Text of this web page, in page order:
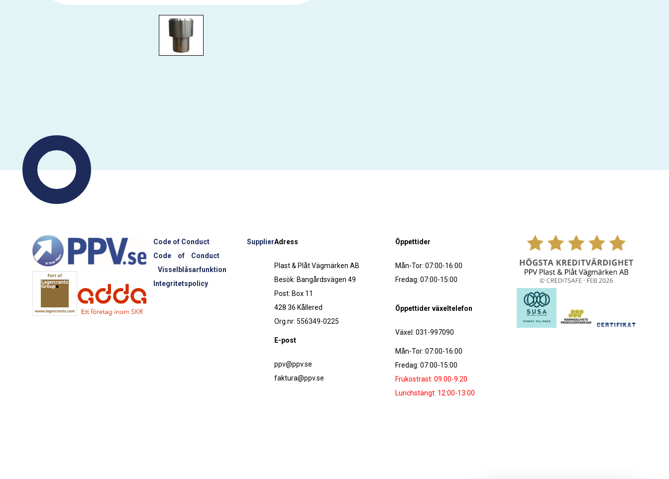
Code of Conduct
Supplier
Code of Conduct
Visselblåsarfunktion
Integritetspolicy
Adress
Plast & Plåt Vägmärken AB
Besök: Bangårdsvägen 49
Post: Box 11
428 36 Kållered
Org.nr: 556349-0225
E-post
ppv@ppv.se
faktura@ppv.se
Öppettider
Mån-Tor: 07:00-16:00
Fredag: 07:00-15:00
Öppettider växeltelefon
Växel: 031-997090
Mån-Tor: 07:00-16:00
Fredag: 07:00-15:00
Frukostrast: 09:00-9:20
Lunchstängt: 12:00-13:00